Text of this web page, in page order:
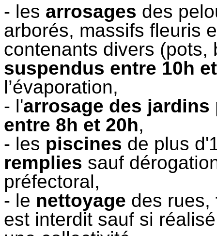
- les arrosages des
arborés, massifs fleuris
contenants divers
suspendus entre 10h
l’évaporation,
- l'arrosage des jardins
entre 8h et 20h,
- les piscines de plus
remplies sauf
préfectoral,
- le nettoyage des rues,
est interdit sauf si